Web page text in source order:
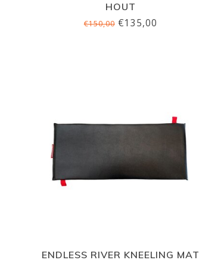
HOUT
€150,00€135,00
ENDLESS RIVER KNEELING MAT